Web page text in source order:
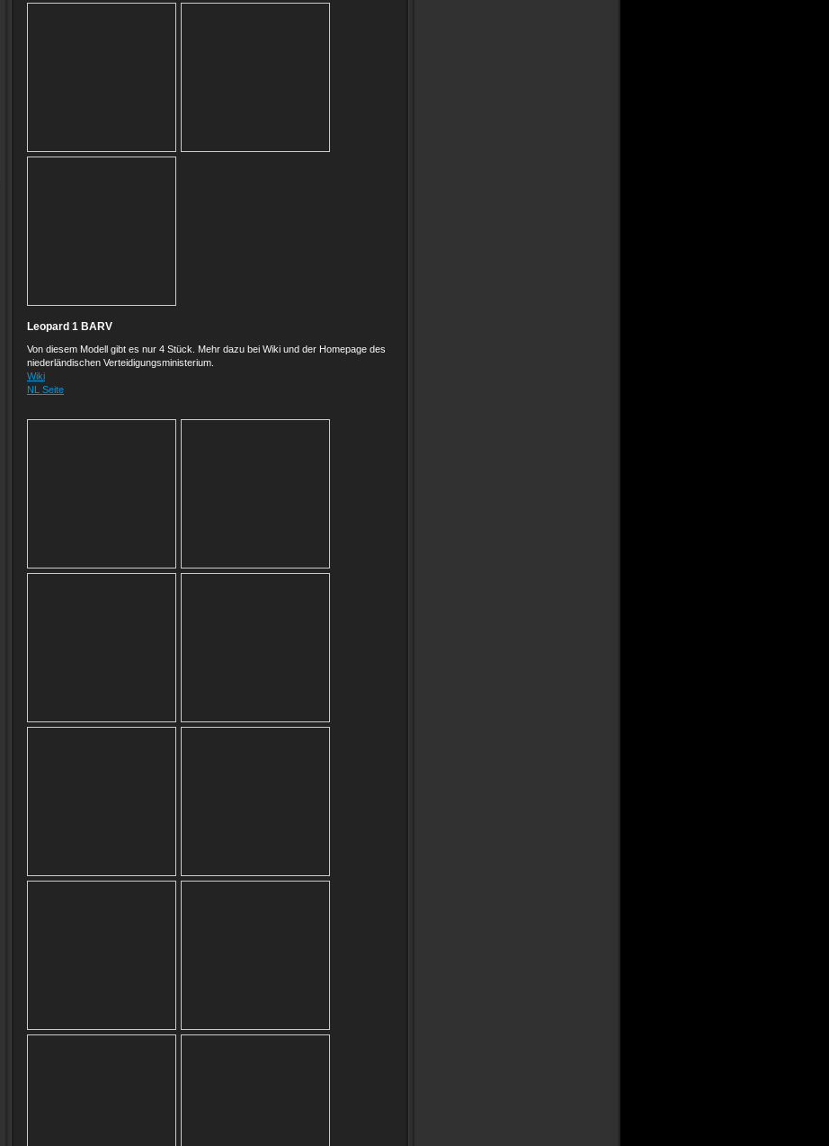
Leopard 1 BARV
Von diesem Modell gibt es nur 4 Stück. Mehr dazu bei Wiki und der Homepage des
niederländischen Verteidigungsministerium.
Wiki
NL Seite